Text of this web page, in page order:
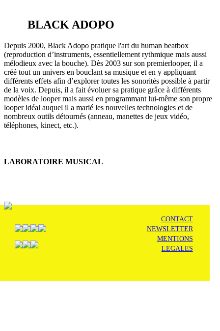
BLACK ADOPO
Depuis 2000, Black Adopo pratique l'art du human beatbox
(reproduction d’instruments, essentiellement rythmique mais aussi
mélodieux avec la bouche). Dès 2003 sur son premierlooper, il a
créé tout un univers en bouclant sa musique et en y appliquant
différents effets afin d’explorer toutes les sonorités possible à partir
de la voix. Depuis, il a fait évoluer sa pratique grâce à différents
modèles de looper mais aussi en programmant lui-même son propre
looper idéal auquel il a marié les nouvelles technologies et de
nombreux outils détournés (anneau, manettes de jeux vidéo,
téléphones, kinect, etc.).
LABORATOIRE MUSICAL
CONTACT
NEWSLETTER
MENTIONS
LEGALES